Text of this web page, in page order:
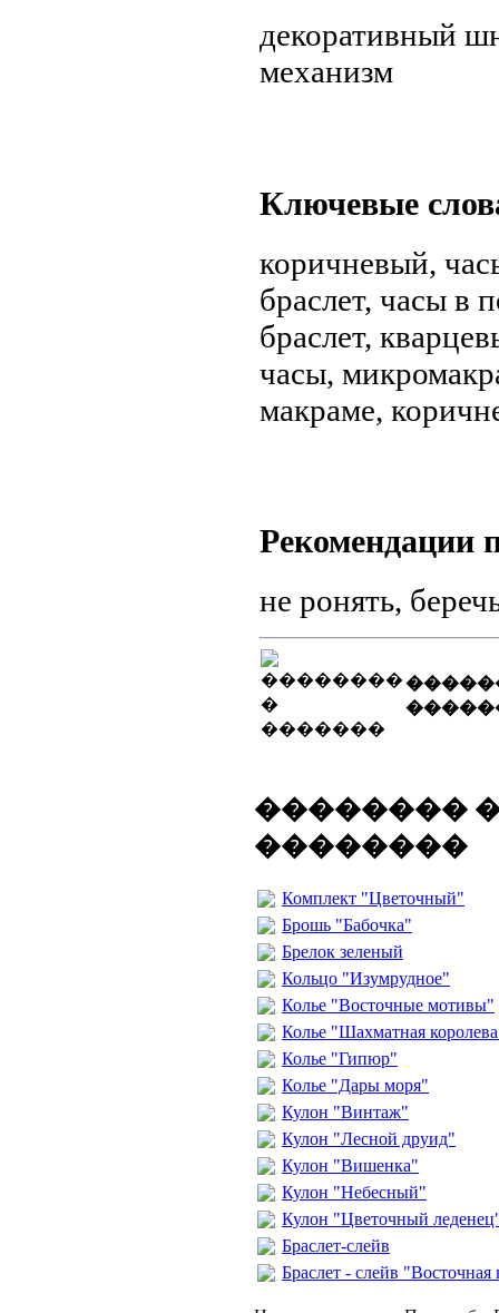
декоративный
механизм
Ключевые
коричневый,
браслет, часы в
браслет,
часы,
макраме,
Рекомендации
не ронять,
��������
��������
Комплект "Цветочный"
Брошь "Бабочка"
Брелок зеленый
Кольцо "Изумрудное"
Колье "Восточные мотивы"
Колье "Шахматная
Колье "Гипюр"
Колье "Дары моря"
Кулон "Винтаж"
Кулон "Лесной друид"
Кулон "Вишенка"
Кулон "Небесный"
Кулон "Цветочный
Браслет-слейв
Браслет - слейв "Восточная